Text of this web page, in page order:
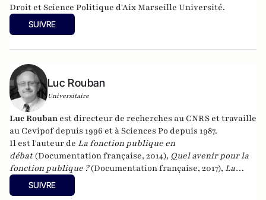
Droit et Science Politique d'Aix Marseille Université.
SUIVRE
Luc Rouban
Universitaire
Luc Rouban est directeur de recherches au CNRS et travaille
au Cevipof depuis 1996 et à Sciences Po depuis 1987.
Il est l'auteur de La fonction publique en
débat(Documentation française, 2014), Quel avenir pour la
fonction publique ?(Documentation française, 2017), La
démocratie représentative est-elle en crise ?
(Documentation française, 2018) et
SUIVRE